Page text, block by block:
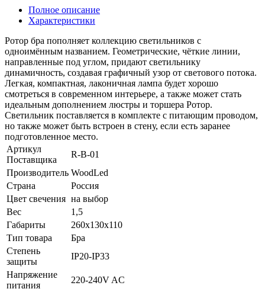
Полное описание
Характеристики
Ротор бра пополняет коллекцию светильников с
одноимённым названием. Геометрические, чёткие линии,
направленные под углом, придают светильнику
динамичность, создавая графичный узор от светового потока.
Легкая, компактная, лаконичная лампа будет хорошо
смотреться в современном интерьере, а также может стать
идеальным дополнением люстры и торшера Ротор.
Светильник поставляется в комплекте с питающим проводом,
но также может быть встроен в стену, если есть заранее
подготовленное место.
Артикул
Поставщика
R-B-01
Производитель WoodLed
Страна
Россия
Цвет свечения на выбор
Вес
1,5
Габариты
260х130х110
Тип товара
Бра
Степень
защиты
IP20-IP33
Напряжение
питания
220-240V AC